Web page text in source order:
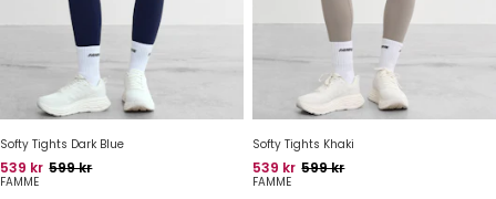
Softy Tights Dark Blue
Pris
539 kr Oprindelig pris
599 kr
FAMME
Softy Tights Khaki
Pris
539 kr Oprindelig pris
599 kr
FAMME